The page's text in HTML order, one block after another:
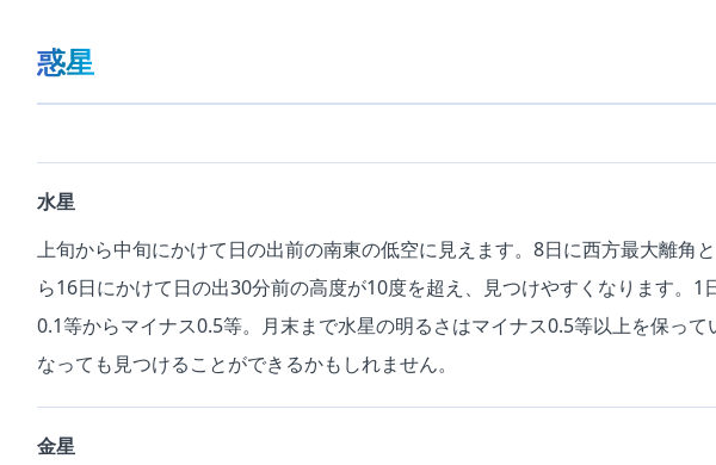
惑星
水星
上旬から中旬にかけて日の出前の南東の低空に見えます。8日に西方最大離角
ら16日にかけて日の出30分前の高度が10度を超え、見つけやすくなります。1
0.1等からマイナス0.5等。月末まで水星の明るさはマイナス0.5等以上を保って
なっても見つけることができるかもしれません。
金星